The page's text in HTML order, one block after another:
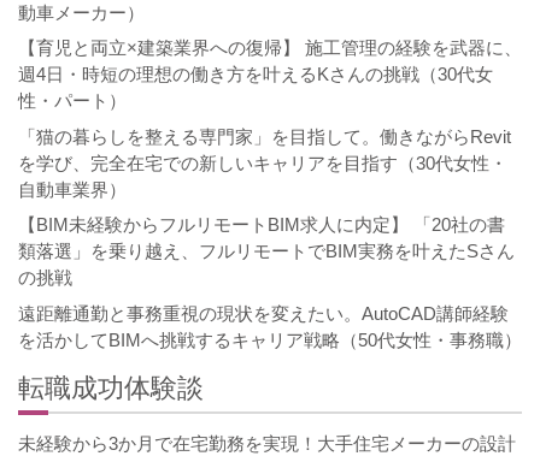
動車メーカー）
【育児と両立×建築業界への復帰】 施工管理の経験を武器に、
週4日・時短の理想の働き方を叶えるKさんの挑戦（30代女
性・パート）
「猫の暮らしを整える専門家」を目指して。働きながらRevit
を学び、完全在宅での新しいキャリアを目指す（30代女性・
自動車業界）
【BIM未経験からフルリモートBIM求人に内定】 「20社の書
類落選」を乗り越え、フルリモートでBIM実務を叶えたSさん
の挑戦
遠距離通勤と事務重視の現状を変えたい。AutoCAD講師経験
を活かしてBIMへ挑戦するキャリア戦略（50代女性・事務職）
転職成功体験談
未経験から3か月で在宅勤務を実現！大手住宅メーカーの設計